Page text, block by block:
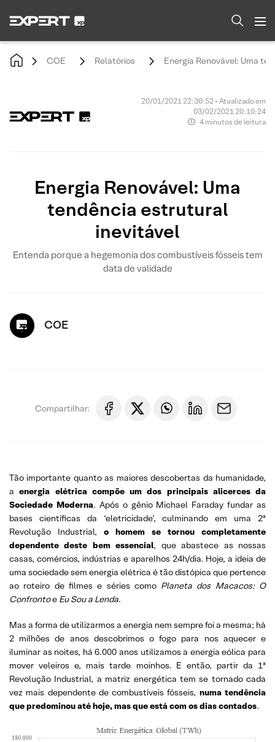
COE Relatórios Energia Renovável: Uma
20/01/2021 22:30:52 • Atualizado em
03/02/2021 20:10:24
4 minutos de leitura
Energia Renovável: Uma
tendência estrutural
inevitável
Entenda porque a hegemonia dos combustíveis fósseis tem
data de validade
COE
Compartilhar:
Tão importante quanto as maiores descobertas da humanidade,
aenergia elétrica compõe um dos principais alicerces da
Sociedade Moderna. Após o gênio Michael Faraday fundar as
bases científicas da ‘eletricidade’, culminando em uma 2ª
Revolução Industrial, o homem se tornou completamente
dependente deste bem essencial, que abastece as nossas
casas, comércios, indústrias e aparelhos 24h/dia. Hoje, a ideia de
uma sociedade sem energia elétrica é tão distópica que pertence
ao roteiro de filmes e séries como Planeta dos Macacos: O
Confrontoe Eu Sou a Lenda.
Mas a forma de utilizarmos a energia nem sempre foi a mesma; há
2 milhões de anos descobrimos o fogo para nos aquecer e
iluminar as noites, há 6.000 anos utilizamos a energia eólica para
mover veleiros e, mais tarde moinhos. E então, partir da 1ª
Revolução Industrial, a matriz energética tem se tornado cada
vez mais dependente de combustíveis fósseis, numa tendência
que predominou até hoje, mas que está com os dias contados.